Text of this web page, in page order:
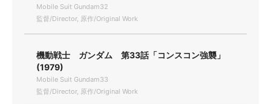
Mobile Suit Gundam32
監督/Director, 原作/Original Work
機動戦士 ガンダム 第33話「コンスコン強襲」
(1979)
Mobile Suit Gundam33
監督/Director, 原作/Original Work